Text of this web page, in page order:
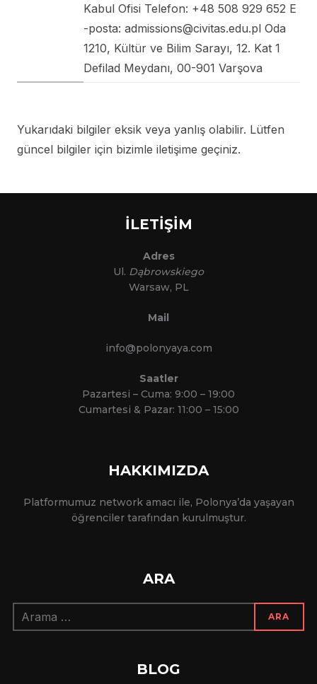
Kabul Ofisi Telefon: +48 508 929 652 E
-posta: admissions@civitas.edu.pl Oda
1210, Kültür ve Bilim Sarayı, 12. Kat 1
Defilad Meydanı, 00-901 Varşova
Yukarıdaki bilgiler eksik veya yanlış olabilir. Lütfen
güncel bilgiler için bizimle iletişime geçiniz.
İLETİŞİM
Adres
Ul. Dąbrowskiego
Warsaw, PL
Mail
info@polonyaya.com
Saatler
Pazartesi – Cuma: 9:00 – 19:00
Cumartesi & Pazar: 11:00 – 15:00
HAKKIMIZDA
Platformumuz network amacı ile, Polonya’da yaşayan
öğrenciler tarafından kurulmuştur.
ARA
Arama:
ARA
BLOG